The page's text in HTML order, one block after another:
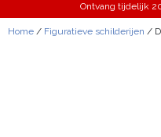
Ontvang tijdelijk
Home / Figuratieve schilderijen /